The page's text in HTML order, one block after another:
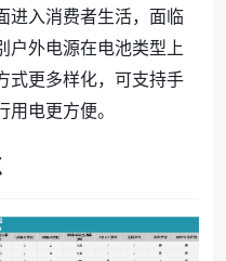
进入消费者生活，面临
户外电源在电池类型上
式更多样化，可支持手
电更方便。